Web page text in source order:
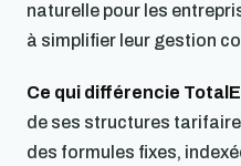
naturelle pour les
à simplifier leur gestion
Ce qui différencie
de ses structures
des formules fixes,